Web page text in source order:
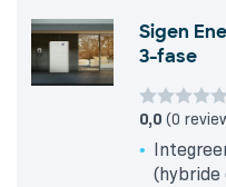
Sigen
3-fase
0,0 (0
(hybride